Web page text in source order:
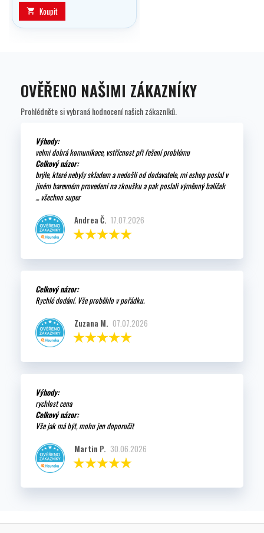
 Koupit
OVĚŘENO NAŠIMI ZÁKAZNÍKY
Prohlédněte si vybraná hodnocení našich zákazníků.
Výhody:
velmi dobrá komunikace, vstřícnost při řešení problému
Celkový názor:
brýle, které nebyly skladem a nedošli od dodavatele, mi eshop poslal v
jiném barevném provedení na zkoušku a pak poslali výměnný balíček
... všechno super
Andrea Č. 17.07.2026
Celkový názor:
Rychlé dodání. Vše proběhlo v pořádku.
Zuzana M. 07.07.2026
Výhody:
rychlost cena
Celkový názor:
Vše jak má být, mohu jen doporučit
Martin P. 30.06.2026